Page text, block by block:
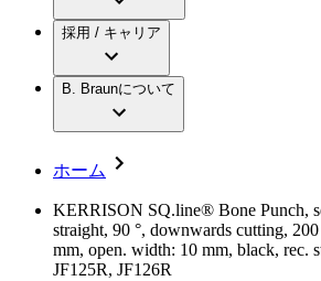
製品・診療領域
歯科
低侵襲手術 （内視鏡外
脊椎脊髄治療
手術用鋼製器具と滅菌
パワーシステム
アクトリーン ハイライ
アクトリーン ハイライ
疾患・症状
報
要
キャリア（B. Braunで働く
私たちのカルチャー
採用情報
ついて
イノベーション
私たちの責任
多様性
お問合せ
採用 / キャリア
B. Braunについて
ホーム
KERRISON SQ.line® Bone Punch,
straight, 90 °, downwards cutting,
mm, open. width: 10 mm, black, rec.
JF125R, JF126R